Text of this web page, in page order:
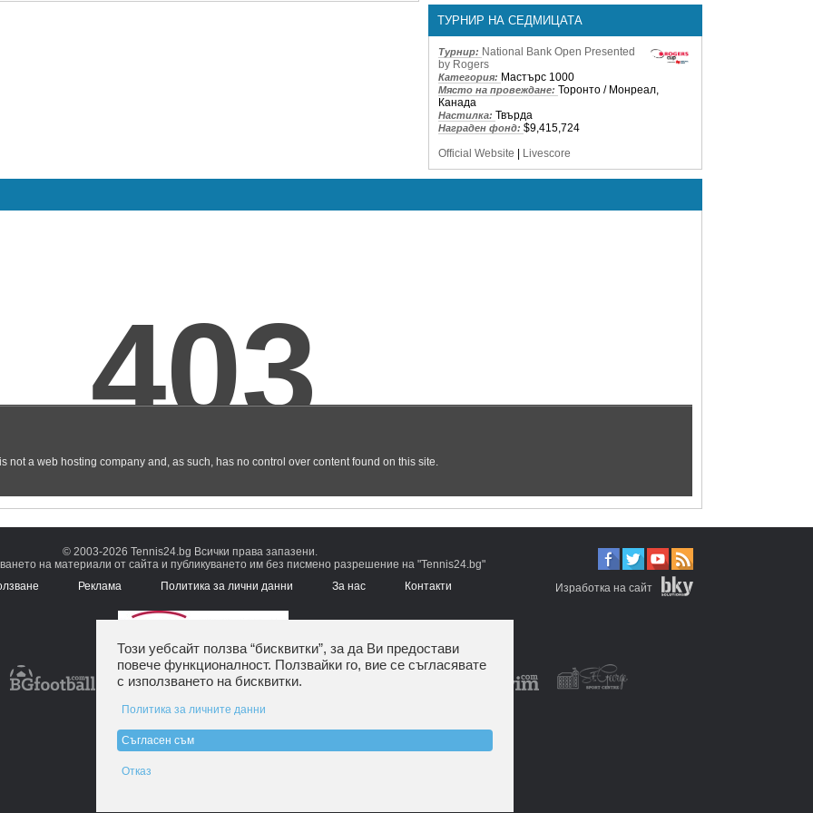
ТУРНИР НА СЕДМИЦАТА
Турнир: National Bank Open Presented
by Rogers
Категория: Мастърс 1000
Място на провеждане: Торонто / Монреал,
Канада
Настилка: Твърда
Награден фонд: $9,415,724
Official Website | Livescore
© 2003-2026 Tennis24.bg Всички права запазени.
на материали от сайта и публикуването им без писмено разрешение на "Tennis24.bg"
Реклама Политика за лични данни За нас Контакти Изработка на сайт
Този уебсайт ползва “бисквитки”, за да Ви предостави
повече функционалност. Ползвайки го, вие се съгласявате
с използването на бисквитки.
Политика за личните данни
Съгласен съм
Отказ